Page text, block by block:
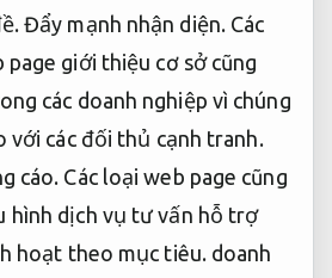
Đẩy mạnh nhận diện.Các
page giới thiệu cơ sở cũng
các doanh nghiệp vì chúng
với các đối thủ cạnh tranh.
cáo. Các loại web page cũng
hình dịch vụ tư vấn hỗ trợ
hoạt theo mục tiêu.doanh